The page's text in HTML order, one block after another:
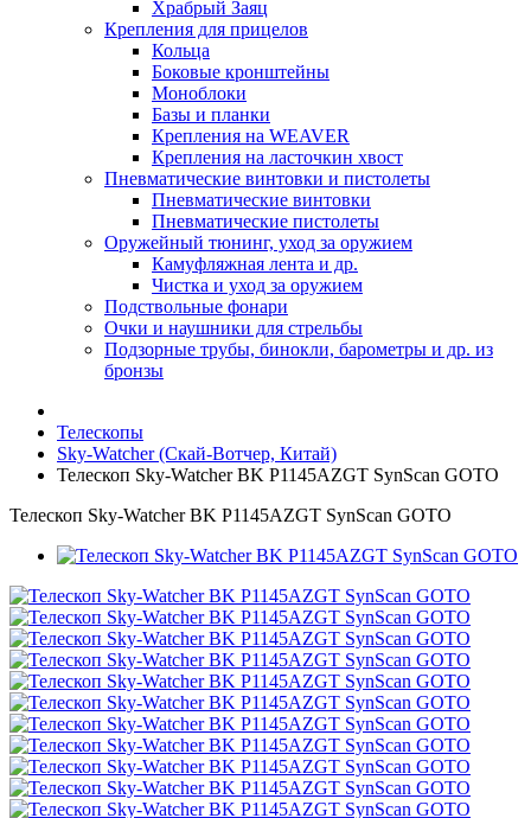
Храбрый Заяц
Крепления для прицелов
Кольца
Боковые кронштейны
Моноблоки
Базы и планки
Крепления на WEAVER
Крепления на ласточкин хвост
Пневматические винтовки и пистолеты
Пневматические винтовки
Пневматические пистолеты
Оружейный тюнинг, уход за оружием
Камуфляжная лента и др.
Чистка и уход за оружием
Подствольные фонари
Очки и наушники для стрельбы
Подзорные трубы, бинокли, барометры и др. из
бронзы
Телескопы
Sky-Watcher (Скай-Вотчер, Китай)
Телескоп Sky-Watcher BK P1145AZGT SynScan GOTO
Телескоп Sky-Watcher BK P1145AZGT SynScan GOTO